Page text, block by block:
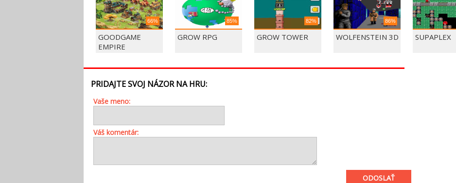
66%
GOODGAME
EMPIRE
85%
GROW RPG
82%
GROW TOWER
86%
WOLFENSTEIN 3D SUPAPLEX
PRIDAJTE SVOJ NÁZOR NA HRU:
Vaše meno:
Váš komentár:
ODOSLAŤ